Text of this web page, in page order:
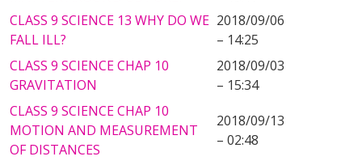
CLASS 9 SCIENCE 13 WHY DO WE
FALL ILL?
2018/09/06
– 14:25
CLASS 9 SCIENCE CHAP 10
GRAVITATION
2018/09/03
– 15:34
CLASS 9 SCIENCE CHAP 10
MOTION AND MEASUREMENT
OF DISTANCES
2018/09/13
– 02:48